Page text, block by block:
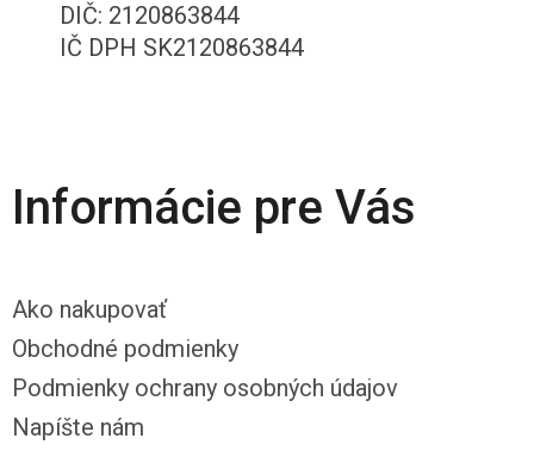
DIČ: 2120863844
IČ DPH SK2120863844
Informácie pre Vás
Ako nakupovať
Obchodné podmienky
Podmienky ochrany osobných údajov
Napíšte nám